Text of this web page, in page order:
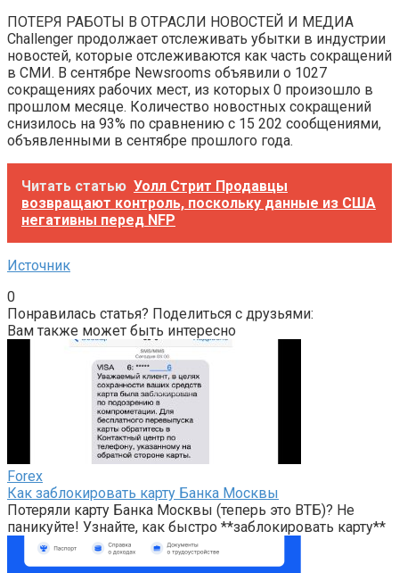
ПОТЕРЯ РАБОТЫ В ОТРАСЛИ НОВОСТЕЙ И МЕДИА
Challenger продолжает отслеживать убытки в индустрии
новостей, которые отслеживаются как часть сокращений
в СМИ. В сентябре Newsrooms объявили о 1027
сокращениях рабочих мест, из которых 0 произошло в
прошлом месяце. Количество новостных сокращений
снизилось на 93% по сравнению с 15 202 сообщениями,
объявленными в сентябре прошлого года.
Читать статью Уолл Стрит Продавцы
возвращают контроль, поскольку данные из США
негативны перед NFP
Источник
0
Понравилась статья? Поделиться с друзьями:
Вам также может быть интересно
Forex
Как заблокировать карту Банка Москвы
Потеряли карту Банка Москвы (теперь это ВТБ)? Не
паникуйте! Узнайте, как быстро **заблокировать карту**